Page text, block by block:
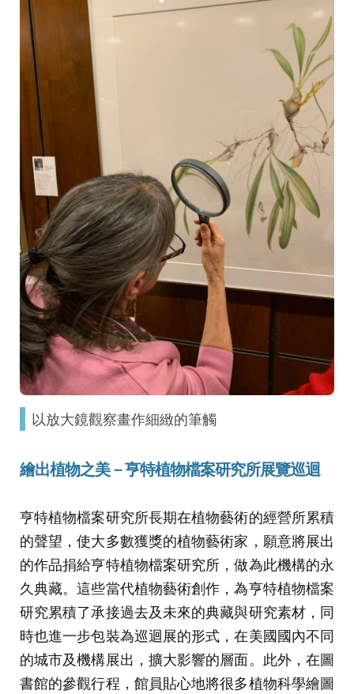
以放大鏡觀察畫作細緻的筆觸
繪出植物之美－亨特植物檔案研究所展覽巡迴
亨特植物檔案研究所長期在植物藝術的經營所累積
的聲望，使大多數獲獎的植物藝術家，願意將展出
的作品捐給亨特植物檔案研究所，做為此機構的永
久典藏。這些當代植物藝術創作，為亨特植物檔案
研究累積了承接過去及未來的典藏與研究素材，同
時也進一步包裝為巡迴展的形式，在美國國內不同
的城市及機構展出，擴大影響的層面。此外，在圖
書館的參觀行程，館員貼心地將很多植物科學繪圖